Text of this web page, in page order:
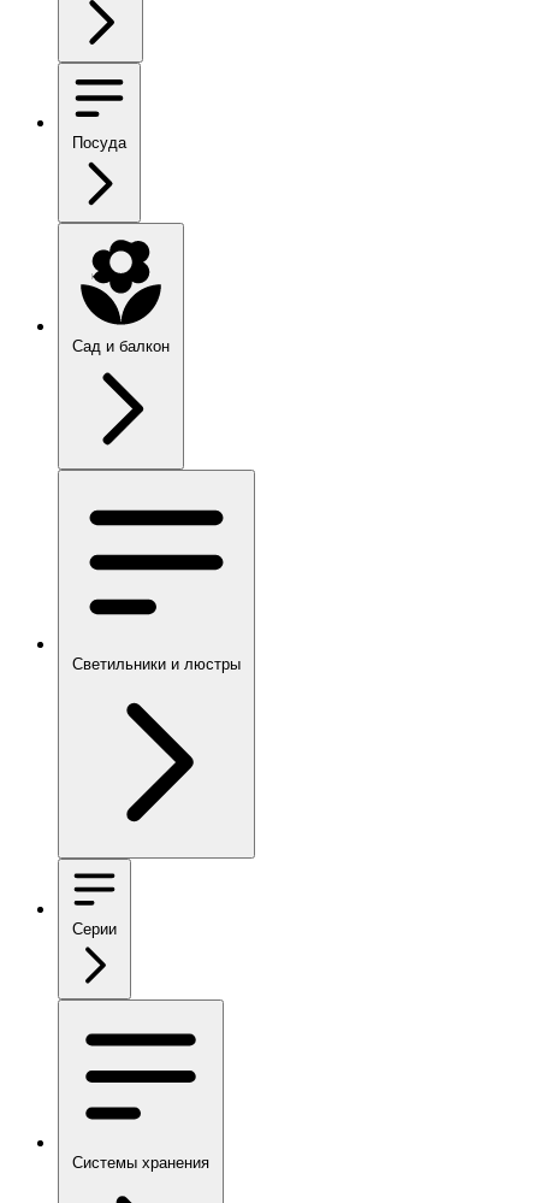
Посуда
Сад и балкон
Светильники и люстры
Серии
Системы хранения